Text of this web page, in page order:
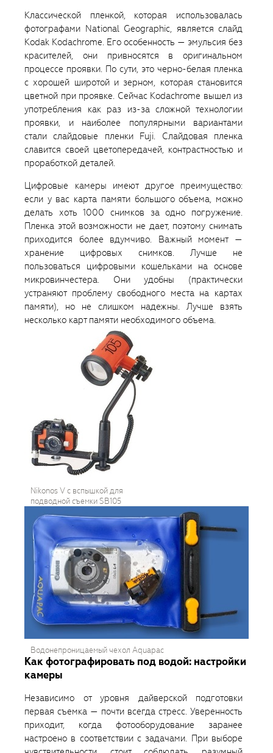
Классической пленкой, которая использовалась
фотографами National Geographic, является слайд
Kodak Kodachrome. Его особенность — эмульсия без
красителей, они привносятся в оригинальном
процессе проявки. По сути, это черно-белая пленка
с хорошей широтой и зерном, которая становится
цветной при проявке. Сейчас Kodachrome вышел из
употребления как раз из-за сложной технологии
проявки, и наиболее популярными вариантами
стали слайдовые пленки Fuji. Слайдовая пленка
славится своей цветопередачей, контрастностью и
проработкой деталей.
Цифровые камеры имеют другое преимущество:
если у вас карта памяти большого объема, можно
делать хоть 1000 снимков за одно погружение.
Пленка этой возможности не дает, поэтому снимать
приходится более вдумчиво. Важный момент —
хранение цифровых снимков. Лучше не
пользоваться цифровыми кошельками на основе
микровинчестера. Они удобны (практически
устраняют проблему свободного места на картах
памяти), но не слишком надежны. Лучше взять
несколько карт памяти необходимого объема.
Nikonos V с вспышкой для
подводной съемки SB105
Водонепроницаемый чехол Aquapac
Как фотографировать под водой: настройки
камеры
Независимо от уровня дайверской подготовки
первая съемка — почти всегда стресс. Уверенность
приходит, когда фотооборудование заранее
настроено в соответствии с задачами. При выборе